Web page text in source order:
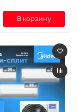
В корзину